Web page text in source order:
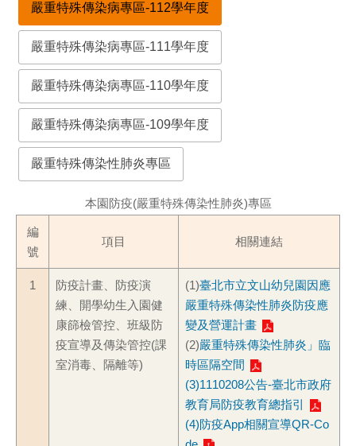
嚴重特殊傳染病專區-112學年度
嚴重特殊傳染病專區-111學年度
嚴重特殊傳染病專區-110學年度
嚴重特殊傳染病專區-109學年度
嚴重特殊傳染性肺炎專區
編
號
項目 相關連結
本園防疫(嚴重特殊傳染性肺炎)專區
1
防疫計畫、防疫演
練、開學幼生入園健
康篩檢管控、班級防
疫宣導及傳染管控(課
室消毒、隔離等)
(1)臺北市立文山幼兒園因應
嚴重特殊傳染性肺炎防疫應
變及營運計畫
(2)嚴重特殊傳染性肺炎」臨
時區隔空間
(3)1110208公告-臺北市政府
教育局防疫教育總指引
(4)防疫App相關宣導QR-Co